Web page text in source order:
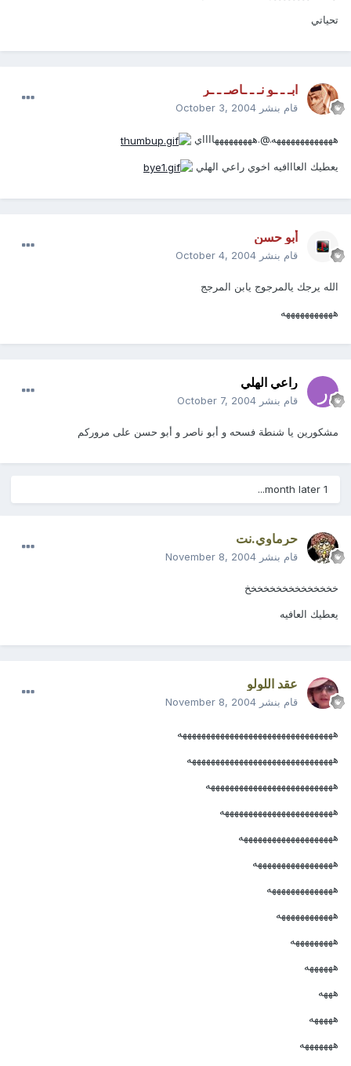
تحياتي
ابـ ـ ـو نـ ـ ـاصـ ـ ـر
قام بنشر October 3, 2004
هههههههههههههه.@.هههههههههااااي
يعطيك العااافيه اخوي راعي الهلي
أبو حسن
قام بنشر October 4, 2004
الله يرجك يالمرجوج يابن المرجج
هههههههههههه
راعي الهلي
قام بنشر October 7, 2004
مشكورين يا شنطة فسحه و أبو ناصر و أبو حسن على مروركم
حرماوي.نت
قام بنشر November 8, 2004
خخخخخخخخخخخخخخخ
يعطيك العافيه
عقد اللولو
قام بنشر November 8, 2004
هههههههههههههههههههههههههههههههههه
هههههههههههههههههههههههههههههههه
هههههههههههههههههههههههههههه
ههههههههههههههههههههههههه
ههههههههههههههههههههه
هههههههههههههههههه
ههههههههههههههه
ههههههههههههه
هههههههههه
ههههههه
هههه
هههههه
هههههههه